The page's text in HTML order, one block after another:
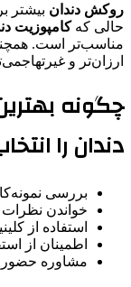
روکش دندان بیشتر
حالی کهکامپوزیت
مناسب‌تر است.
ارزان‌تر و
چگونه
دندان را
بررسی
خواندن نظرات
استفاده از
اطمینان از
مشاوره